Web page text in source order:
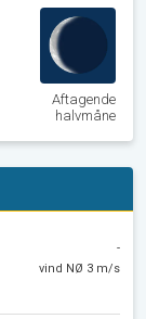
Aftagende
halvmåne
-
vind NØ 3 m/s